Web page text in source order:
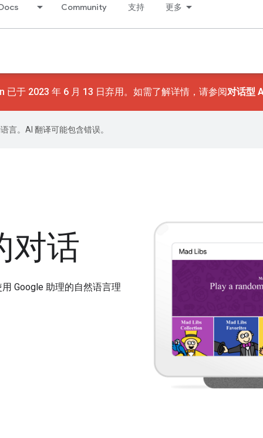
Community 支持 更多
已于 2023 年 6 月 13 日弃用。如需了解详情，请参阅对话型
言。AI 翻译可能包含错误。
对话
Google 助理的自然语言理